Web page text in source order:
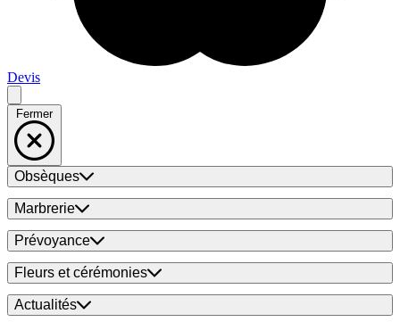
Devis
Fermer
Obsèques
Marbrerie
Prévoyance
Fleurs et cérémonies
Actualités